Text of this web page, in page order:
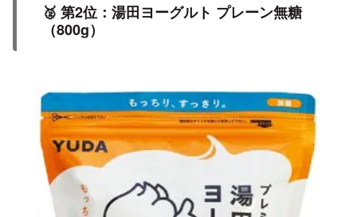
🥈 第2位：湯田ヨーグルト プレーン無糖
（800g）